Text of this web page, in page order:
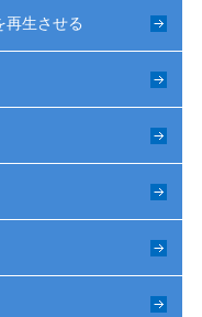
再生させる